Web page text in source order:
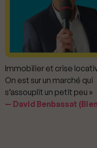
Immobilier et crise
On est sur un marché qui
s’assouplit un petit peu »
David Benbassat